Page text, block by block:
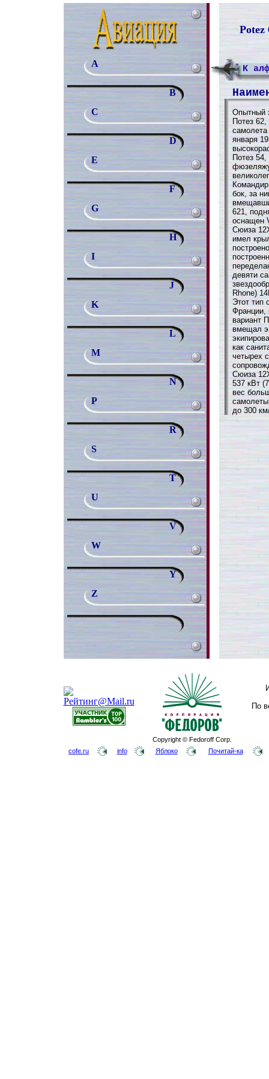
Potez
A
B
C
D
E
F
G
H
I
J
K
L
M
N
P
R
S
T
U
V
W
Y
Z
К
Опытный
Потез 62,
января
Потез
бок, за
621,
оснащен
Сюиза
имел
девяти
Rhone)
Этот тип
Франции,
вариант
вмещал
как
четырех
Сюиза
537 кВт
вес
до 300
Copyright © Fedoroff Corp.
По
cofe.ru info Яблоко Почитай-ка